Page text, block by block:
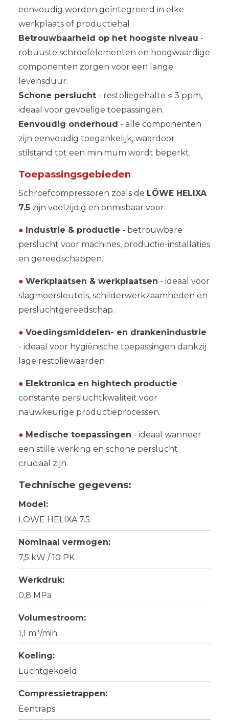
eenvoudig worden geïntegreerd in elke
werkplaats of productiehal
Betrouwbaarheid op het hoogste niveau -
robuuste schroefelementen en hoogwaardige
componenten zorgen voor een lange
levensduur.
Schone perslucht - restoliegehalte ≤ 3 ppm,
ideaal voor gevoelige toepassingen.
Eenvoudig onderhoud - alle componenten
zijn eenvoudig toegankelijk, waardoor
stilstand tot een minimum wordt beperkt.
Toepassingsgebieden
Schroefcompressoren zoals de LÖWE HELIXA
7.5 zijn veelzijdig en onmisbaar voor:
● Industrie & productie - betrouwbare
perslucht voor machines, productie-installaties
en gereedschappen.
● Werkplaatsen & werkplaatsen - ideaal voor
slagmoersleutels, schilderwerkzaamheden en
persluchtgereedschap.
● Voedingsmiddelen- en drankenindustrie
- ideaal voor hygiënische toepassingen dankzij
lage restoliewaarden
● Elektronica en hightech productie -
constante persluchtkwaliteit voor
nauwkeurige productieprocessen.
● Medische toepassingen - ideaal wanneer
een stille werking en schone perslucht
cruciaal zijn.
Technische gegevens:
Model:
LÖWE HELIXA 7.5
Nominaal vermogen:
7,5 kW / 10 PK
Werkdruk:
0,8 MPa
Volumestroom:
1,1 m³/min
Koeling:
Luchtgekoeld
Compressietrappen:
Eentraps